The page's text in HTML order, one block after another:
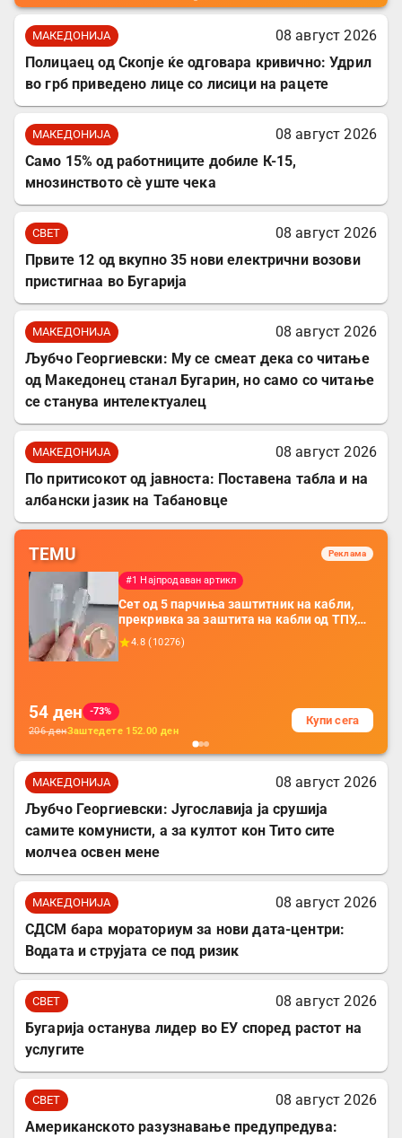
МАКЕДОНИЈА
08 август 2026
Полицаец од Скопје ќе одговара кривично: Удрил
во грб приведено лице со лисици на рацете
МАКЕДОНИЈА
08 август 2026
Само 15% од работниците добиле К-15,
мнозинството сè уште чека
СВЕТ
08 август 2026
Првите 12 од вкупно 35 нови електрични возови
пристигнаа во Бугарија
МАКЕДОНИЈА
08 август 2026
Љубчо Георгиевски: Му се смеат дека со читање
од Македонец станал Бугарин, но само со читање
се станува интелектуалец
МАКЕДОНИЈА
08 август 2026
По притисокот од јавноста: Поставена табла и на
албански јазик на Табановце
TEMU Реклама
#1 Најпродаван артикл
Сет од 5 парчиња заштитник на кабли,
прекривка за заштита на кабли од ТПУ,
додатоци за заштита на кабли, без
батерија, за мобилни телефони, комплет
4.8 (10276)
54 ден
-73%
206денЗаштедете 152.00 ден
Купи сега
МАКЕДОНИЈА
08 август 2026
Љубчо Георгиевски: Југославија ја срушија
самите комунисти, а за култот кон Тито сите
молчеа освен мене
МАКЕДОНИЈА
08 август 2026
СДСМ бара мораториум за нови дата-центри:
Водата и струјата се под ризик
СВЕТ
08 август 2026
Бугарија останува лидер во ЕУ според растот на
услугите
СВЕТ
08 август 2026
Американското разузнавање предупредува: